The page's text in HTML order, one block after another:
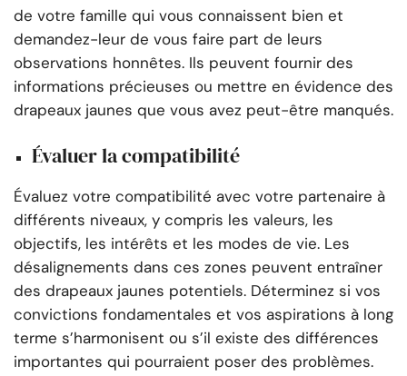
de votre famille qui vous connaissent bien et
demandez-leur de vous faire part de leurs
observations honnêtes. Ils peuvent fournir des
informations précieuses ou mettre en évidence des
drapeaux jaunes que vous avez peut-être manqués.
Évaluer la compatibilité
Évaluez votre compatibilité avec votre partenaire à
différents niveaux, y compris les valeurs, les
objectifs, les intérêts et les modes de vie. Les
désalignements dans ces zones peuvent entraîner
des drapeaux jaunes potentiels. Déterminez si vos
convictions fondamentales et vos aspirations à long
terme s’harmonisent ou s’il existe des différences
importantes qui pourraient poser des problèmes.